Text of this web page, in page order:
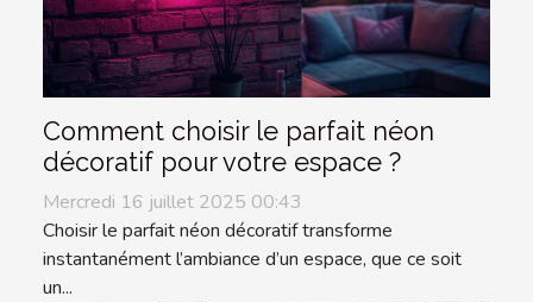
Comment choisir le parfait néon
décoratif pour votre espace ?
Mercredi 16 juillet 2025 00:43
Choisir le parfait néon décoratif transforme
instantanément l’ambiance d’un espace, que ce soit
un...